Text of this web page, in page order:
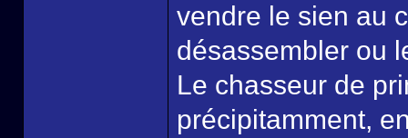
vendre le sien au
désassembler ou
Le chasseur de
précipitamment,